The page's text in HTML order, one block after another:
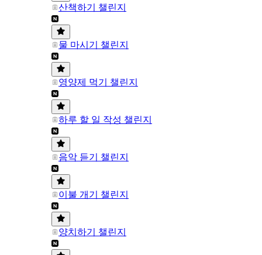
산책하기 챌린지
물 마시기 챌린지
영양제 먹기 챌린지
하루 할 일 작성 챌린지
음악 듣기 챌린지
이불 개기 챌린지
양치하기 챌린지